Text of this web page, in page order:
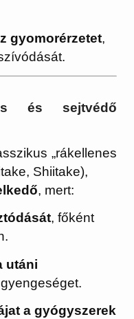
gyomorérzetet,
és sejtvédő
„rákellenes
Shiitake),
, mert:
, főként
utáni
a gyógyszerek